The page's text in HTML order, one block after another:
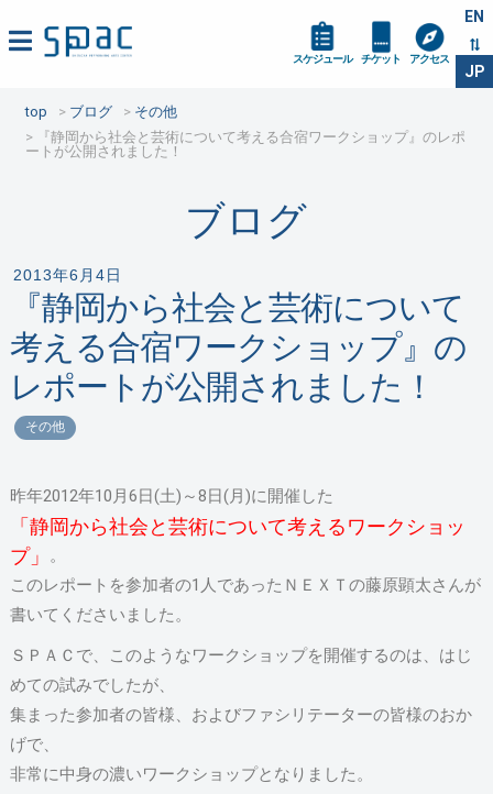
EN
JP
スケジュール チケット アクセス
top ブログ
その他
『静岡から社会と芸術について考える合宿ワークショップ』のレポ
ートが公開されました！
ブログ
2013年6月4日
『静岡から社会と芸術について
考える合宿ワークショップ』の
レポートが公開されました！
その他
昨年2012年10月6日(土)～8日(月)に開催した
「静岡から社会と芸術について考えるワークショッ
プ」
。
このレポートを参加者の1人であったＮＥＸＴの藤原顕太さんが
書いてくださいました。
ＳＰＡＣで、このようなワークショップを開催するのは、はじ
めての試みでしたが、
集まった参加者の皆様、およびファシリテーターの皆様のおか
げで、
非常に中身の濃いワークショップとなりました。